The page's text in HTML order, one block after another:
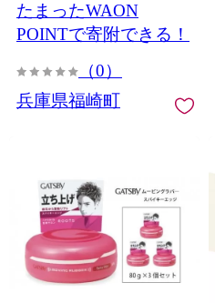
たまったWAON
POINTで寄附できる！
（0）
兵庫県福崎町